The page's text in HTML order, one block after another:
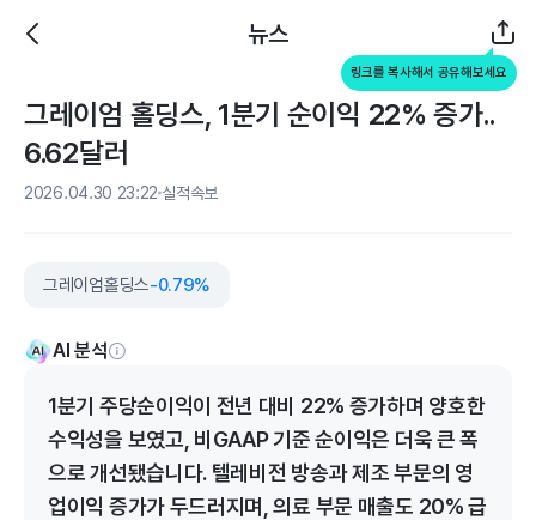
뉴스
링크를 복사해서 공유해보세요
그레이엄 홀딩스, 1분기 순이익 22% 증가..
6.62달러
2026.04.30 23:22 실적속보
그레이엄홀딩스-0.79%
AI 분석
1분기 주당순이익이 전년 대비 22% 증가하며 양호한
수익성을 보였고, 비GAAP 기준 순이익은 더욱 큰 폭
으로 개선됐습니다. 텔레비전 방송과 제조 부문의 영
업이익 증가가 두드러지며, 의료 부문 매출도 20% 급